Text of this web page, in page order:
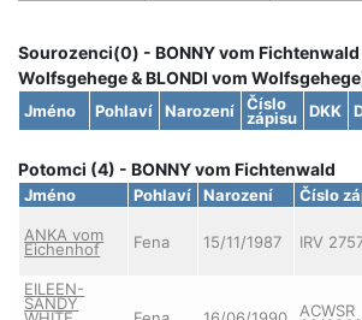
Sourozenci(0) - BONNY vom
Wolfsgehege & BLONDI vom
Jméno Pohlaví Narození Číslo
zápisu DKK
Potomci (4) - BONNY vom Fichtenwald
Jméno Pohlaví Narození Číslo
ANKA vom
Eichenhof Fena 15/11/1987 IRV
EILEEN-
SANDY ACWSR